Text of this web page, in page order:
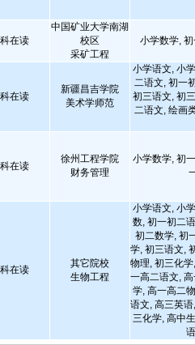
在读
中国矿业大学南湖
校区
采矿工程
小学数学,
在读
新疆昌吉学院
美术学师范
小学语文, 小
二语文, 初一
初三语文, 初
二语文, 绘画
在读
徐州工程学院
财务管理
小学数学, 初
在读
其它院校
生物工程
小学语文, 小
数, 初一初二
初二数学, 初
学, 初三语文,
物理, 初三化
一高二语文,
学, 高一高二
语文, 高三英
三化学, 高中